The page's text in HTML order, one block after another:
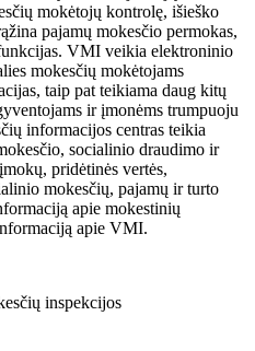
mokėtojų kontrolę, išieško
pajamų mokesčio permokas,
VMI veikia elektroninio
mokesčių mokėtojams
taip pat teikiama daug kitų
ir įmonėms trumpuoju
informacijos centras teikia
socialinio draudimo ir
pridėtinės vertės,
mokesčių, pajamų ir turto
apie mokestinių
apie VMI.
inspekcijos